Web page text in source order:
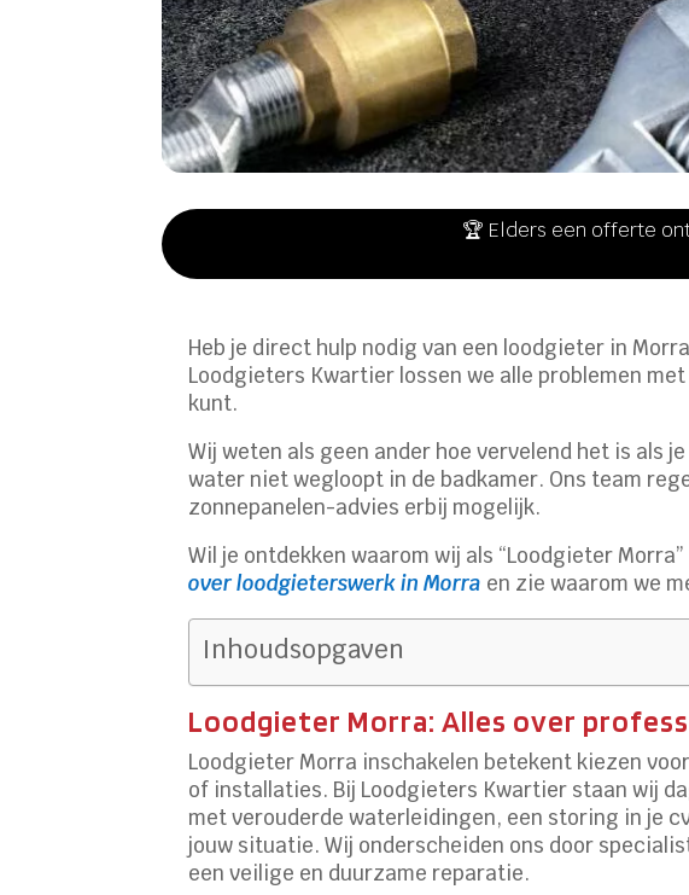
🏆 Elders een offerte
Heb je direct hulp nodig van een loodgieter in
Loodgieters Kwartier lossen we alle problemen
kunt.
Wij weten als geen ander hoe vervelend het is als
water niet wegloopt in de badkamer. Ons team
zonnepanelen-advies erbij mogelijk.
Wil je ontdekken waarom wij als “Loodgieter
over loodgieterswerk in Morra en zie waarom we
Inhoudsopgaven
Loodgieter Morra: Alles over
Loodgieter Morra inschakelen betekent kiezen
of installaties. Bij Loodgieters Kwartier staan wij
met verouderde waterleidingen, een storing in je
jouw situatie. Wij onderscheiden ons door
een veilige en duurzame reparatie.